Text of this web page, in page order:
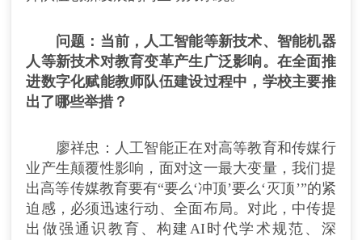
问题：当前，人工智能等新技术、智能机器
人等新技术对教育变革产生广泛影响。在全面推
进数字化赋能教师队伍建设过程中，学校主要推
出了哪些举措？
廖祥忠：人工智能正在对高等教育和传媒行
业产生颠覆性影响，面对这一最大变量，我们提
出高等传媒教育要有“要么‘冲顶’要么‘灭顶’”的紧
迫感，必须迅速行动、全面布局。对此，中传提
出做强通识教育、构建AI时代学术规范、深